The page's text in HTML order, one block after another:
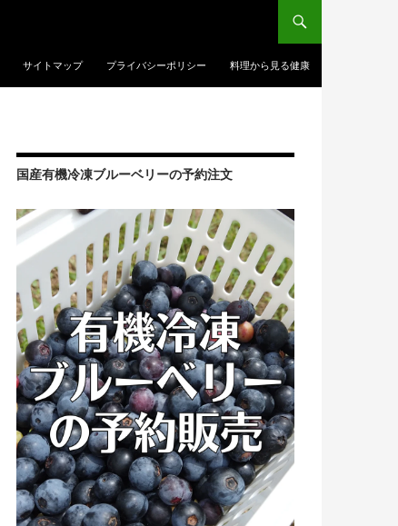
サイトマップ プライバシーポリシー 料理から見る健康
国産有機冷凍ブルーベリーの予約注文